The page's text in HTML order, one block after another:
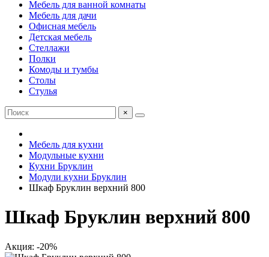
Мебель для ванной комнаты
Мебель для дачи
Офисная мебель
Детская мебель
Стеллажи
Полки
Комоды и тумбы
Столы
Стулья
×
Мебель для кухни
Модульные кухни
Кухни Бруклин
Модули кухни Бруклин
Шкаф Бруклин верхний 800
Шкаф Бруклин верхний 800
Акция: -20%